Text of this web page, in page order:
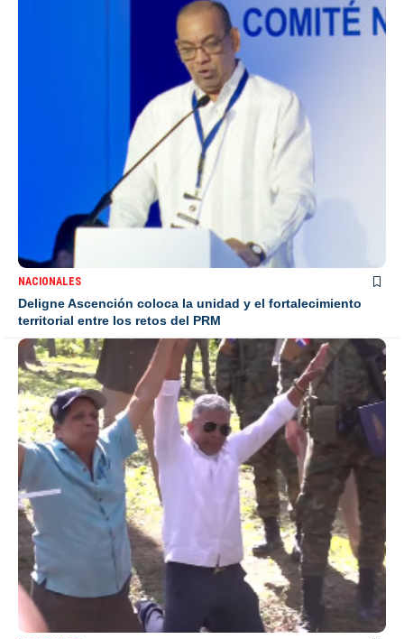
NACIONALES
Deligne Ascención coloca la unidad y el fortalecimiento
territorial entre los retos del PRM